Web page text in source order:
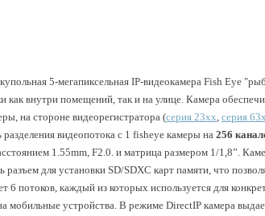
5-мегапиксельная IP-видеокамера Fish Eye
как внутри помещений, так и на улице. Камера
на стороне видеорегистратора (серия 23xx, серия
видеопотока с 1 fisheye камеры на 256
1.55mm, F2.0. и матрица размером 1/1,8”.
разъем для установки SD/SDXC карт памяти, что
6 потоков, каждый из которых используется для
мобильные устройства. В режиме DirectIP камера